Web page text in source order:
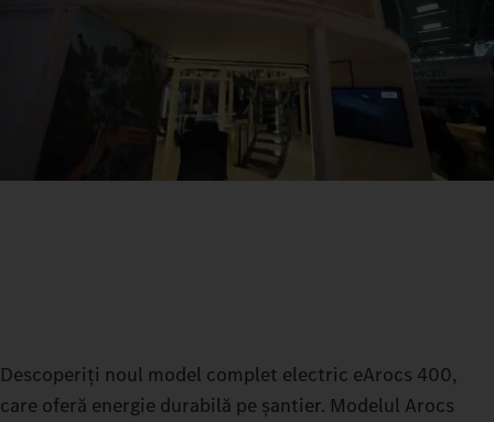
Descoperiți noul model complet electric eArocs 400,
care oferă energie durabilă pe șantier. Modelul Arocs